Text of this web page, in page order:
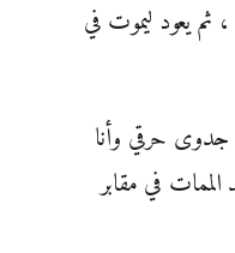
ثم يعود ليموت في
جدوى حرقي وأنا
في مقابر